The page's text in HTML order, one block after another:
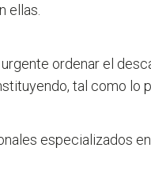
ellas.
ordenar el
tal como lo
especializados